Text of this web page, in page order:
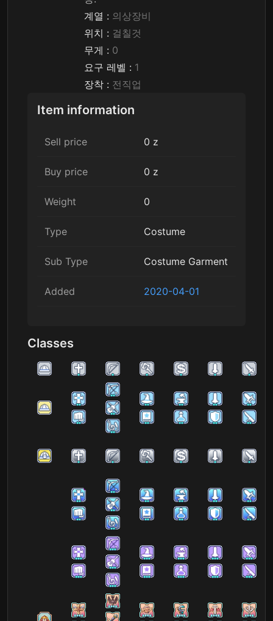
계열 : 의상장비
위치 : 걸칠것
무게 : 0
요구 레벨 : 1
장착 : 전직업
Item information
Sell price 0 z
Buy price 0 z
Weight 0
Type Costume
Sub Type Costume Garment
Added 2020-04-01
Classes